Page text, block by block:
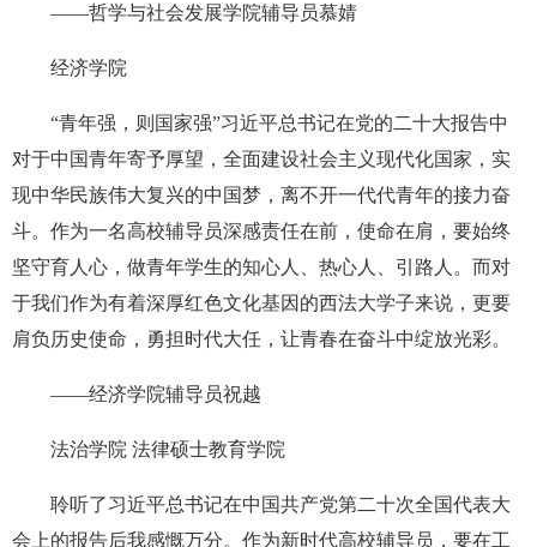
——哲学与社会发展学院辅导员慕婧
经济学院
“青年强，则国家强”习近平总书记在党的二十大报告中
对于中国青年寄予厚望，全面建设社会主义现代化国家，实
现中华民族伟大复兴的中国梦，离不开一代代青年的接力奋
斗。作为一名高校辅导员深感责任在前，使命在肩，要始终
坚守育人心，做青年学生的知心人、热心人、引路人。而对
于我们作为有着深厚红色文化基因的西法大学子来说，更要
肩负历史使命，勇担时代大任，让青春在奋斗中绽放光彩。
——经济学院辅导员祝越
法治学院 法律硕士教育学院
聆听了习近平总书记在中国共产党第二十次全国代表大
会上的报告后我感慨万分。作为新时代高校辅导员，要在工